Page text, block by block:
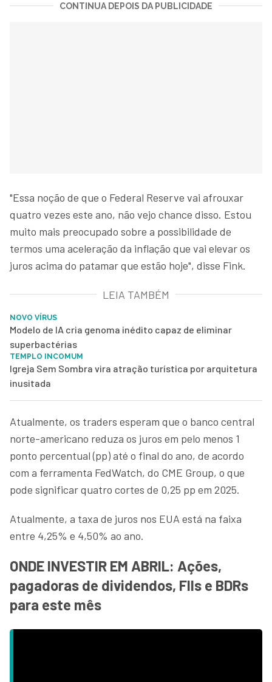
CONTINUA DEPOIS DA PUBLICIDADE
"Essa noção de que o Federal Reserve vai afrouxar
quatro vezes este ano, não vejo chance disso. Estou
muito mais preocupado sobre a possibilidade de
termos uma aceleração da inflação que vai elevar os
juros acima do patamar que estão hoje", disse Fink.
LEIA TAMBÉM
NOVO VÍRUS
Modelo de IA cria genoma inédito capaz de eliminar
superbactérias
TEMPLO INCOMUM
Igreja Sem Sombra vira atração turística por arquitetura
inusitada
Atualmente, os traders esperam que o banco central
norte-americano reduza os juros em pelo menos 1
ponto percentual (pp) até o final do ano, de acordo
com a ferramenta FedWatch, do CME Group, o que
pode significar quatro cortes de 0,25 pp em 2025.
Atualmente, a taxa de juros nos EUA está na faixa
entre 4,25% e 4,50% ao ano.
ONDE INVESTIR EM ABRIL: Ações,
pagadoras de dividendos, FIIs e BDRs
para este mês